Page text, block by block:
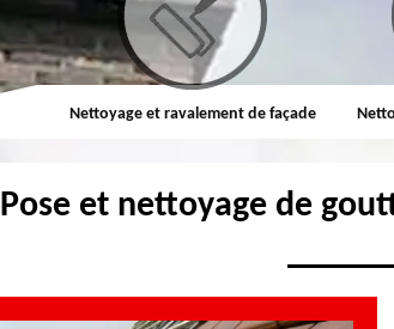
Nettoyage et ravalement de façade
Pose et nettoyage de